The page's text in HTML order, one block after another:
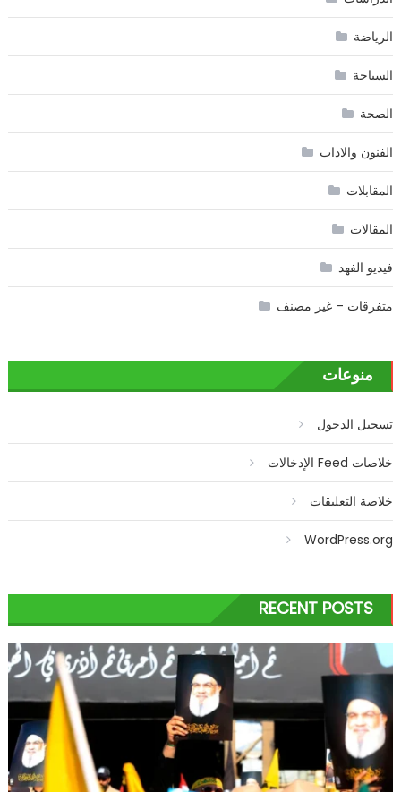
الرياضة
السياحة
الصحة
الفنون والاداب
المقابلات
المقالات
فيديو الفهد
متفرقات – غير مصنف
منوعات
تسجيل الدخول
خلاصات Feed الإدخالات
خلاصة التعليقات
WordPress.org
RECENT POSTS